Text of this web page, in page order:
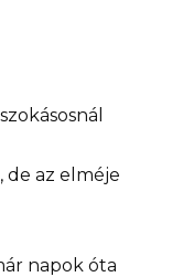
de az elméje
napok óta